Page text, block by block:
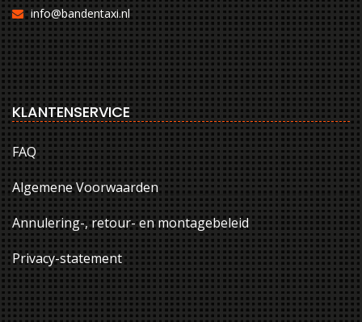
info@bandentaxi.nl
KLANTENSERVICE
FAQ
Algemene Voorwaarden
Annulering-, retour- en montagebeleid
Privacy-statement